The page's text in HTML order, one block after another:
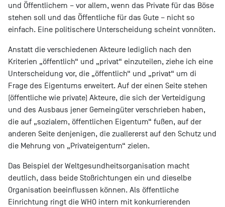
und Öffentlichem – vor allem, wenn das Private für das Böse
stehen soll und das Öffentliche für das Gute – nicht so
einfach. Eine politischere Unterscheidung scheint vonnöten.
Anstatt die verschiedenen Akteure lediglich nach den
Kriterien „öffentlich“ und „privat“ einzuteilen, ziehe ich eine
Unterscheidung vor, die „öffentlich“ und „privat“ um di
Frage des Eigentums erweitert. Auf der einen Seite stehen
(öffentliche wie private) Akteure, die sich der Verteidigung
und des Ausbaus jener Gemeingüter verschrieben haben,
die auf „sozialem, öffentlichen Eigentum“ fußen, auf der
anderen Seite denjenigen, die zuallererst auf den Schutz und
die Mehrung von „Privateigentum“ zielen.
Das Beispiel der Weltgesundheitsorganisation macht
deutlich, dass beide Stoßrichtungen ein und dieselbe
Organisation beeinflussen können. Als öffentliche
Einrichtung ringt die WHO intern mit konkurrierenden